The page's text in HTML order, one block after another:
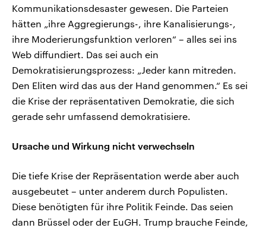
Kommunikationsdesaster gewesen. Die Parteien
hätten „ihre Aggregierungs-, ihre Kanalisierungs-,
ihre Moderierungsfunktion verloren“ – alles sei ins
Web diffundiert. Das sei auch ein
Demokratisierungsprozess: „Jeder kann mitreden.
Den Eliten wird das aus der Hand genommen.“ Es sei
die Krise der repräsentativen Demokratie, die sich
gerade sehr umfassend demokratisiere.
Ursache und Wirkung nicht verwechseln
Die tiefe Krise der Repräsentation werde aber auch
ausgebeutet – unter anderem durch Populisten.
Diese benötigten für ihre Politik Feinde. Das seien
dann Brüssel oder der EuGH. Trump brauche Feinde,